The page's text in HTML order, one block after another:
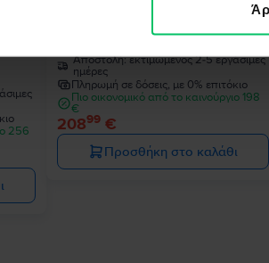
256
Samsung Galaxy S22 5G Dual Sim
Αποστολή:εκτιμώμενος 2-5 εργάσιμες
ημέρες
Πληρωμή σε δόσεις, με 0% επιτόκιο
Πιο οικονομικό από το καινούργιο 198
€
20899€
Προσθήκη στο καλάθι